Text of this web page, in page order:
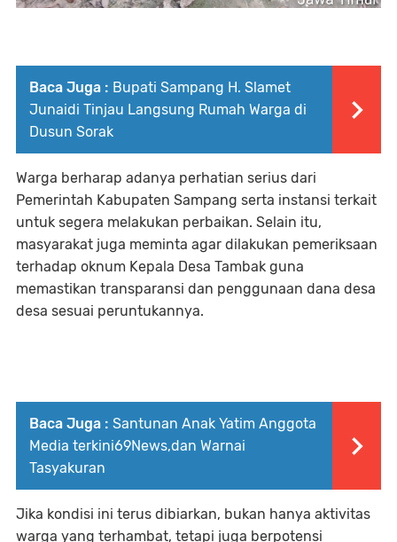
Baca Juga : Bupati Sampang H. Slamet
Junaidi Tinjau Langsung Rumah Warga di
Dusun Sorak
Warga berharap adanya perhatian serius dari
Pemerintah Kabupaten Sampang serta instansi terkait
untuk segera melakukan perbaikan. Selain itu,
masyarakat juga meminta agar dilakukan pemeriksaan
terhadap oknum Kepala Desa Tambak guna
memastikan transparansi dan penggunaan dana desa
desa sesuai peruntukannya.
Baca Juga : Santunan Anak Yatim Anggota
Media terkini69News,dan Warnai
Tasyakuran
Jika kondisi ini terus dibiarkan, bukan hanya aktivitas
warga yang terhambat, tetapi juga berpotensi